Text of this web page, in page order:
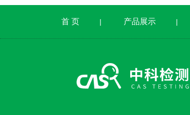
首 页 | 产品展示 |